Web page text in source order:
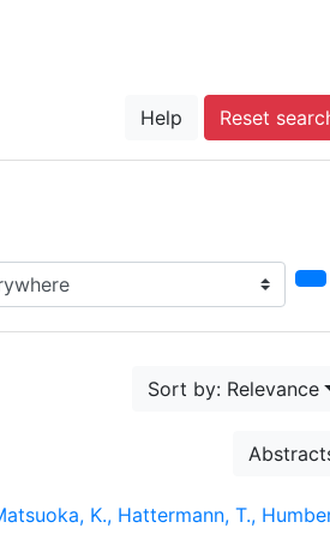
Help Reset
in...
Sort by: Relevance
K., Hattermann, T.,